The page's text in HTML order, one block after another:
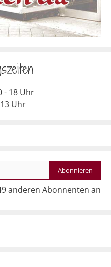
- 18 Uhr
Uhr
Abonnieren
anderen Abonnenten an